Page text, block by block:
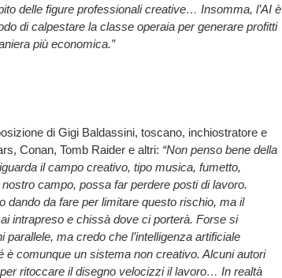
delle figure professionali creative… Insomma, l’AI è
di calpestare la classe operaia per generare profitti
più economica.”
di Gigi Baldassini, toscano, inchiostratore e
Conan, Tomb Raider e altri: “Non penso bene della
il campo creativo, tipo musica, fumetto,
campo, possa far perdere posti di lavoro.
dando da fare per limitare questo rischio, ma il
intrapreso e chissà dove ci porterà. Forse si
parallele, ma credo che l’intelligenza artificiale
è comunque un sistema non creativo. Alcuni autori
ritoccare il disegno velocizzi il lavoro… In realtà